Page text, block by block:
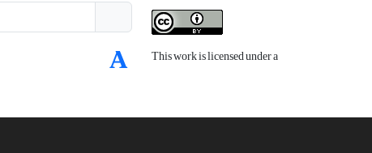
This work is licensed under a